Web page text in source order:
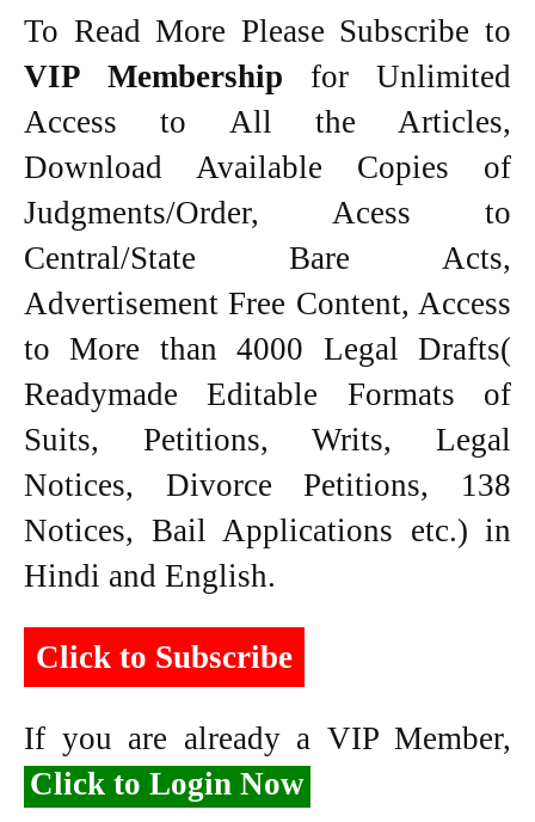
To Read More Please Subscribe to
VIP Membership for Unlimited
Access to All the Articles,
Download Available Copies of
Judgments/Order, Acess to
Central/State Bare Acts,
Advertisement Free Content, Access
to More than 4000 Legal Drafts(
Readymade Editable Formats of
Suits, Petitions, Writs, Legal
Notices, Divorce Petitions, 138
Notices, Bail Applications etc.) in
Hindi and English.
Click to Subscribe
If you are already a VIP Member,
Click to Login Now